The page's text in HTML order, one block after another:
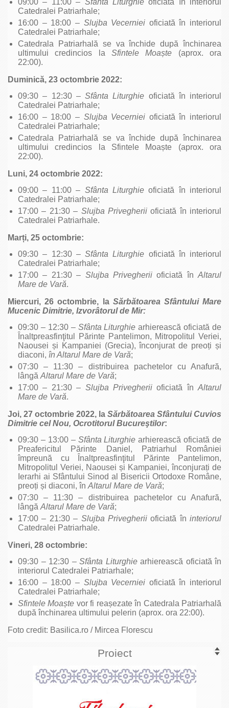
Catedralei Patriarhale;
16:00 – 18:00 – Slujba Vecerniei oficiată în interiorul
Catedralei Patriarhale;
Catedrala Patriarhală se va închide după închinarea
ultimului credincios la Sfintele Moaște (aprox. ora
22:00).
Duminică, 23 octombrie 2022:
09:30 – 12:30 – Sfânta Liturghie oficiată în interiorul
Catedralei Patriarhale;
16:00 – 18:00 – Slujba Vecerniei oficiată în interiorul
Catedralei Patriarhale;
Catedrala Patriarhală se va închide după închinarea
ultimului credincios la Sfintele Moaște (aprox. ora
22:00).
Luni, 24 octombrie 2022:
09:00 – 11:00 – Sfânta Liturghieoficiată în interiorul
Catedralei Patriarhale;
17:00 – 21:30 – Slujba Privegheriioficiată în interiorul
Catedralei Patriarhale.
Marți, 25 octombrie:
09:30 – 12:30 – Sfânta Liturghie oficiată în interiorul
Catedralei Patriarhale;
17:00 – 21:30 – Slujba Privegheriioficiată în Altarul
Mare de Vară.
Miercuri, 26 octombrie, la Sărbătoarea Sfântului Mare
Mucenic Dimitrie, Izvorâtorul de Mir:
09:30 – 12:30 – Sfânta Liturghie arhierească oficiată de
Înaltpreasfinţitul Părinte Pantelimon, Mitropolitul Veriei,
Naousei și Kampaniei (Grecia), înconjurat de preoți și
diaconi, în Altarul Mare de Vară;
07:30 – 11:30 – distribuirea pachetelor cu Anafură,
lângă Altarul Mare de Vară;
17:00 – 21:30 – Slujba Privegheriioficiată în Altarul
Mare de Vară.
Joi, 27 octombrie 2022, la Sărbătoarea Sfântului Cuvios
Dimitrie cel Nou, Ocrotitorul Bucureştilor:
09:30 – 13:00 – Sfânta Liturghie arhierească oficiată de
Preafericitul Părinte Daniel, Patriarhul României
împreună cu Înaltpreasfinţitul Părinte Pantelimon,
Mitropolitul Veriei, Naousei și Kampaniei, înconjurați de
Ierarhi ai Sfântului Sinod al Bisericii Ortodoxe Române,
preoți și diaconi, în Altarul Mare de Vară;
07:30 – 11:30 – distribuirea pachetelor cu Anafură,
lângă Altarul Mare de Vară;
17:00 – 21:30 – Slujba Privegheriioficiată în interiorul
Catedralei Patriarhale.
Vineri, 28 octombrie:
09:30 – 12:30 – Sfânta Liturghiearhierească oficiată în
interiorul Catedralei Patriarhale;
16:00 – 18:00 – Slujba Vecerniei oficiată în interiorul
Catedralei Patriarhale;
Sfintele Moaște vor fi reașezate în Catedrala Patriarhală
după închinarea ultimului pelerin (aprox. ora 22:00).
Foto credit: Basilica.ro / Mircea Florescu
Proiect